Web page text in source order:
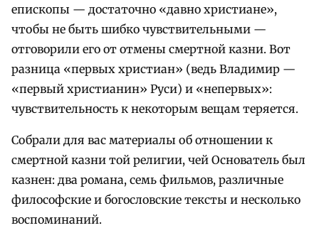
епископы — достаточно «давно христиане»,
чтобы не быть шибко чувствительными —
отговорили его от отмены смертной казни. Вот
разница «первых христиан» (ведь Владимир —
«первый христианин» Руси) и «непервых»:
чувствительность к некоторым вещам теряется.
Собрали для вас материалы об отношении к
смертной казни той религии, чей Основатель был
казнен: два романа, семь фильмов, различные
философские и богословские тексты и несколько
воспоминаний.